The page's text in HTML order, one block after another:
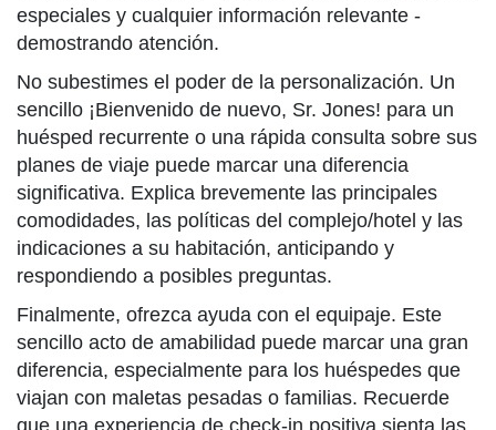
especiales y cualquier información relevante -
demostrando atención.
No subestimes el poder de la personalización. Un
sencillo ¡Bienvenido de nuevo, Sr. Jones! para un
huésped recurrente o una rápida consulta sobre sus
planes de viaje puede marcar una diferencia
significativa. Explica brevemente las principales
comodidades, las políticas del complejo/hotel y las
indicaciones a su habitación, anticipando y
respondiendo a posibles preguntas.
Finalmente, ofrezca ayuda con el equipaje. Este
sencillo acto de amabilidad puede marcar una gran
diferencia, especialmente para los huéspedes que
viajan con maletas pesadas o familias. Recuerde
que una experiencia de check-in positiva sienta las